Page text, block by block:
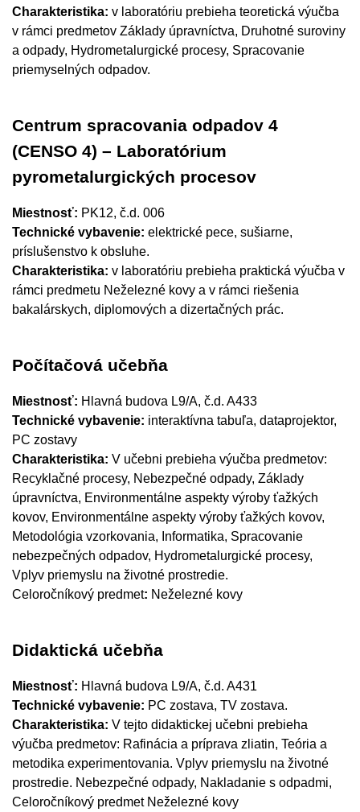
Charakteristika: v laboratóriu prebieha teoretická výučba
v rámci predmetov Základy úpravníctva, Druhotné suroviny
a odpady, Hydrometalurgické procesy, Spracovanie
priemyselných odpadov.
Centrum spracovania odpadov 4
(CENSO 4) – Laboratórium
pyrometalurgických procesov
Miestnosť: PK12, č.d. 006
Technické vybavenie: elektrické pece, sušiarne,
príslušenstvo k obsluhe.
Charakteristika: v laboratóriu prebieha praktická výučba v
rámci predmetu Neželezné kovy a v rámci riešenia
bakalárskych, diplomových a dizertačných prác.
Počítačová učebňa
Miestnosť: Hlavná budova L9/A, č.d. A433
Technické vybavenie: interaktívna tabuľa, dataprojektor,
PC zostavy
Charakteristika: V učebni prebieha výučba predmetov:
Recyklačné procesy, Nebezpečné odpady, Základy
úpravníctva, Environmentálne aspekty výroby ťažkých
kovov, Environmentálne aspekty výroby ťažkých kovov,
Metodológia vzorkovania, Informatika, Spracovanie
nebezpečných odpadov, Hydrometalurgické procesy,
Vplyv priemyslu na životné prostredie.
Celoročníkový predmet: Neželezné kovy
Didaktická učebňa
Miestnosť: Hlavná budova L9/A, č.d. A431
Technické vybavenie: PC zostava, TV zostava.
Charakteristika: V tejto didaktickej učebni prebieha
výučba predmetov: Rafinácia a príprava zliatin, Teória a
metodika experimentovania. Vplyv priemyslu na životné
prostredie. Nebezpečné odpady, Nakladanie s odpadmi,
Celoročníkový predmet Neželezné kovy